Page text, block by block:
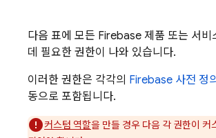
다음 표에 모든 Firebase 제품 또는 서비
데 필요한 권한이 나와 있습니다.
이러한 권한은 각각의 Firebase 사전 정
동으로 포함됩니다.
커스텀 역할을 만들 경우 다음 각 권한이 커